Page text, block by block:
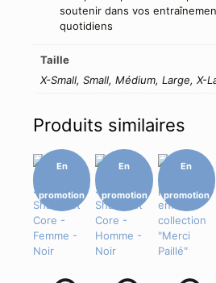
soutenir dans vos
quotidiens
Taille
X-Small, Small, Médium, Large, X-
Produits similaires
En
promotion
En
promotion
En
promotion